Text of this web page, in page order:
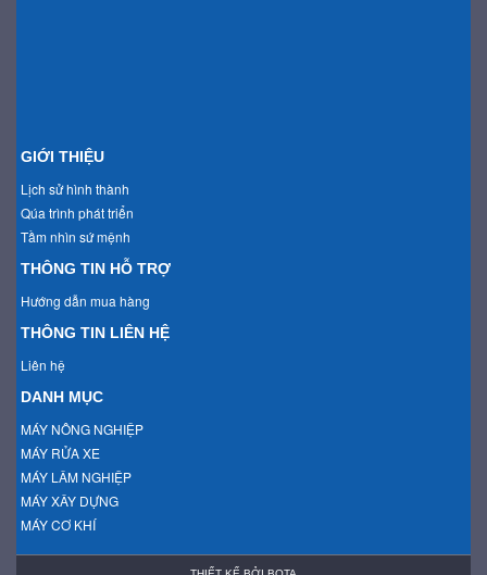
GIỚI THIỆU
Lịch sử hình thành
Qúa trình phát triển
Tầm nhìn sứ mệnh
THÔNG TIN HỖ TRỢ
Hướng dẫn mua hàng
THÔNG TIN LIÊN HỆ
Liên hệ
DANH MỤC
MÁY NÔNG NGHIỆP
MÁY RỬA XE
MÁY LÂM NGHIỆP
MÁY XÂY DỰNG
MÁY CƠ KHÍ